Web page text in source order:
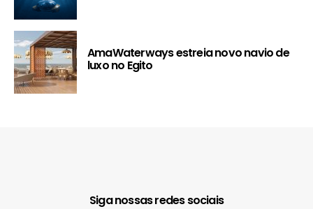
AmaWaterways estreia novo navio de
luxo no Egito
Siga nossas redes sociais